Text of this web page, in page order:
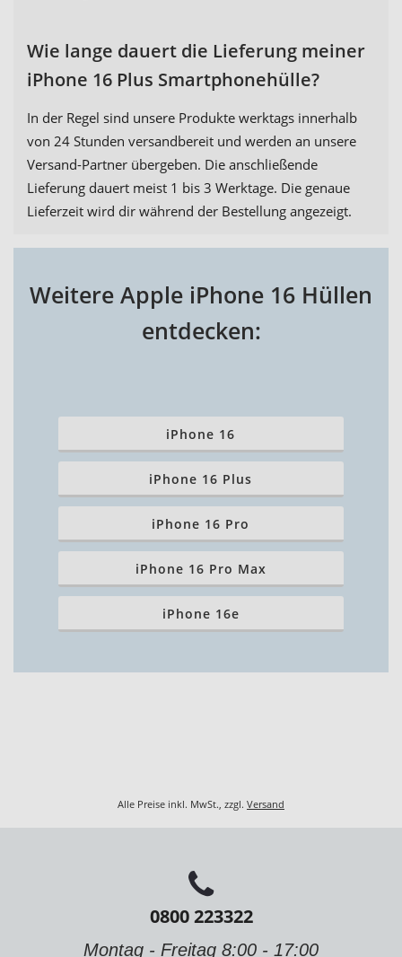
Wie lange dauert die Lieferung meiner
iPhone 16 Plus Smartphonehülle?
In der Regel sind unsere Produkte werktags innerhalb
von 24 Stunden versandbereit und werden an unsere
Versand-Partner übergeben. Die anschließende
Lieferung dauert meist 1 bis 3 Werktage. Die genaue
Lieferzeit wird dir während der Bestellung angezeigt.
Weitere Apple iPhone 16 Hüllen
entdecken:
iPhone 16
iPhone 16 Plus
iPhone 16 Pro
iPhone 16 Pro Max
iPhone 16e
Alle Preise inkl. MwSt., zzgl. Versand
0800 223322
Montag - Freitag 8:00 - 17:00